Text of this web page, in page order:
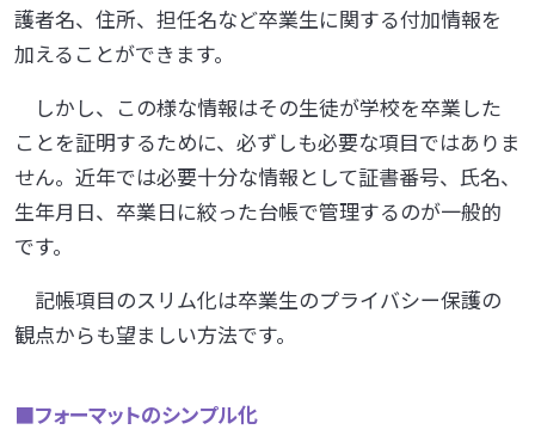
護者名、住所、担任名など卒業生に関する付加情報を
加えることができます。
しかし、この様な情報はその生徒が学校を卒業した
ことを証明するために、必ずしも必要な項目ではありま
せん。近年では必要十分な情報として証書番号、氏名、
生年月日、卒業日に絞った台帳で管理するのが一般的
です。
記帳項目のスリム化は卒業生のプライバシー保護の
観点からも望ましい方法です。
■フォーマットのシンプル化